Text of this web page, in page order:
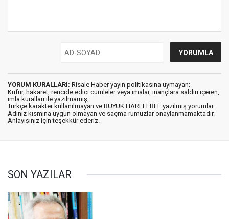
YORUM KURALLARI: Risale Haber yayın politikasına uymayan;
Küfür, hakaret, rencide edici cümleler veya imalar, inançlara saldırı içeren,
imla kuralları ile yazılmamış,
Türkçe karakter kullanılmayan ve BÜYÜK HARFLERLE yazılmış yorumlar
Adınız kısmına uygun olmayan ve saçma rumuzlar onaylanmamaktadır.
Anlayışınız için teşekkür ederiz.
SON YAZILAR